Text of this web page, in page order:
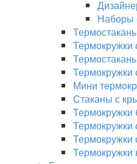
Наборы
Термокружки
Термокружки
Мини
Стаканы с
Термокружки
Термокружки
Термокружки
Термокружки